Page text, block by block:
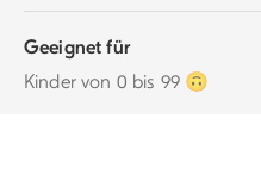
Geeignet für
Kinder von 0 bis 99 🙃